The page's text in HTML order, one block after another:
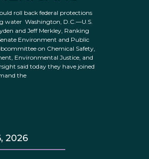
roll back federal protections
water Washington, D.C.—U.S.
and Jeff Merkley, Ranking
Environment and Public
on Chemical Safety,
Environmental Justice, and
said today they have joined
the
2026